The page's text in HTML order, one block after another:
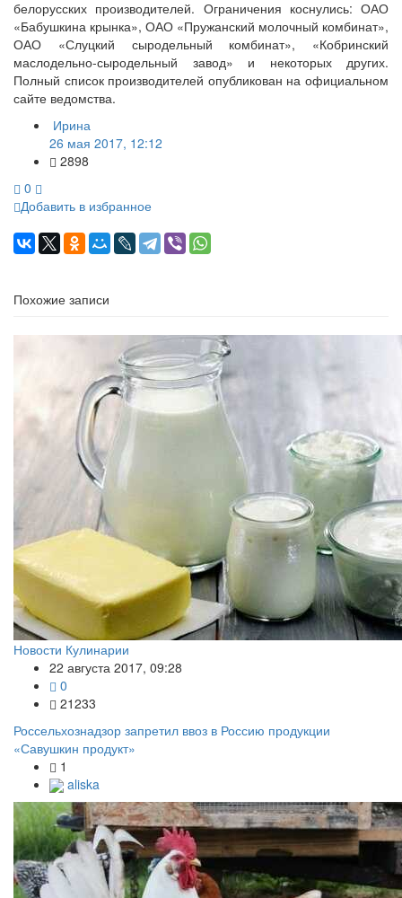
белорусских производителей. Ограничения коснулись: ОАО
«Бабушкина крынка», ОАО «Пружанский молочный комбинат»,
ОАО «Слуцкий сыродельный комбинат», «Кобринский
маслодельно-сыродельный завод» и некоторых других.
Полный список производителей опубликован на официальном
сайте ведомства.
Ирина
26 мая 2017, 12:12
2898
0
Добавить в избранное
Похожие записи
Новости Кулинарии
22 августа 2017, 09:28
0
21233
Россельхознадзор запретил ввоз в Россию продукции
«Савушкин продукт»
1
aliska